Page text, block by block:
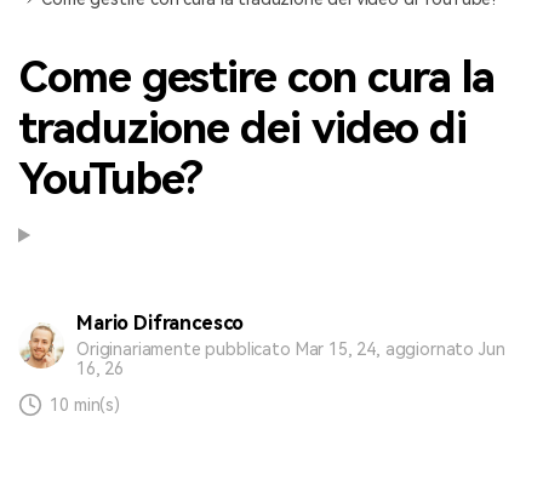
Come gestire con cura la
traduzione dei video di
YouTube?
Mario Difrancesco
Originariamente pubblicato Mar 15, 24, aggiornato Jun
16, 26
10 min(s)